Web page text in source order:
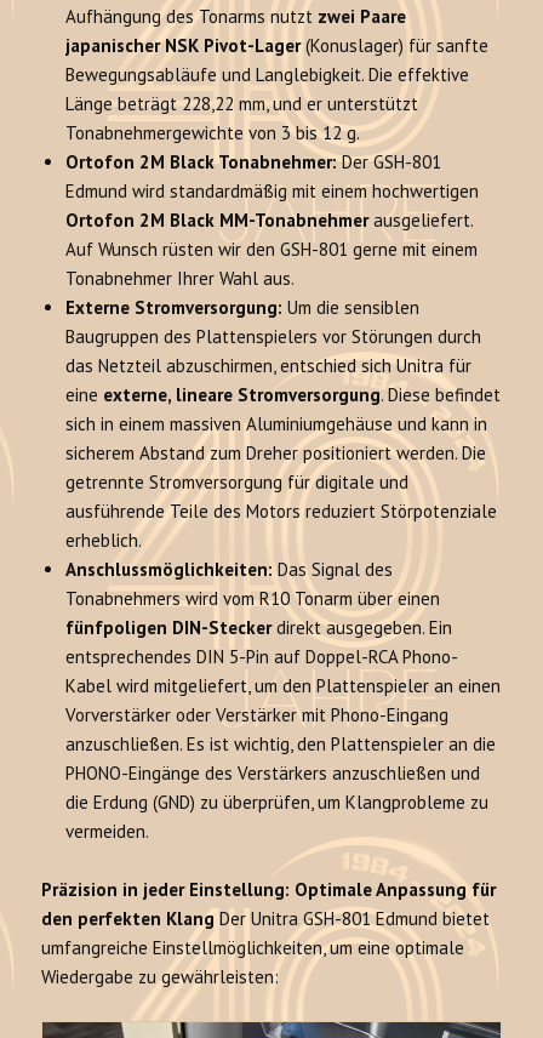
Aufhängung des Tonarms nutzt zwei Paare
japanischer NSK Pivot-Lager(Konuslager) für sanfte
Bewegungsabläufe und Langlebigkeit. Die effektive
Länge beträgt 228,22 mm, und er unterstützt
Tonabnehmergewichte von 3 bis 12 g.
Ortofon 2M Black Tonabnehmer:Der GSH-801
Edmund wird standardmäßig mit einem hochwertigen
Ortofon 2M Black MM-Tonabnehmerausgeliefert.
Auf Wunsch rüsten wir den GSH-801 gerne mit einem
Tonabnehmer Ihrer Wahl aus.
Externe Stromversorgung: Um die sensiblen
Baugruppen des Plattenspielers vor Störungen durch
das Netzteil abzuschirmen, entschied sich Unitra für
eine externe, lineare Stromversorgung. Diese befindet
sich in einem massiven Aluminiumgehäuse und kann in
sicherem Abstand zum Dreher positioniert werden. Die
getrennte Stromversorgung für digitale und
ausführende Teile des Motors reduziert Störpotenziale
erheblich.
Anschlussmöglichkeiten: Das Signal des
Tonabnehmers wird vom R10 Tonarm über einen
fünfpoligen DIN-Steckerdirekt ausgegeben. Ein
entsprechendes DIN 5-Pin auf Doppel-RCA Phono-
Kabel wird mitgeliefert, um den Plattenspieler an einen
Vorverstärker oder Verstärker mit Phono-Eingang
anzuschließen. Es ist wichtig, den Plattenspieler an die
PHONO-Eingänge des Verstärkers anzuschließen und
die Erdung (GND) zu überprüfen, um Klangprobleme zu
vermeiden.
Präzision in jeder Einstellung: Optimale Anpassung für
den perfekten Klang Der Unitra GSH-801 Edmund bietet
umfangreiche Einstellmöglichkeiten, um eine optimale
Wiedergabe zu gewährleisten: